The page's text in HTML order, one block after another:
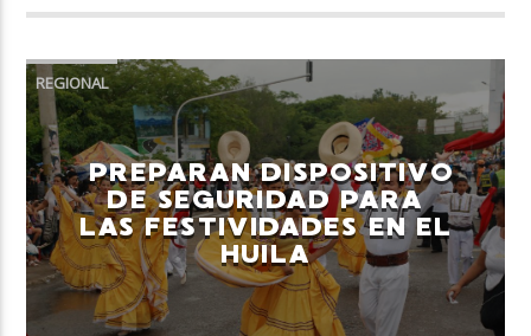
REGIONAL
PREPARAN DISPOSITIVO
DE SEGURIDAD PARA
LAS FESTIVIDADES EN EL
HUILA